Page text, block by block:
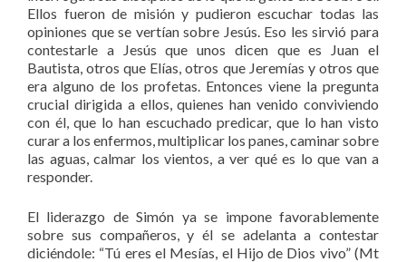
Ellos fueron de misión y pudieron escuchar todas las
opiniones que se vertían sobre Jesús. Eso les sirvió para
contestarle a Jesús que unos dicen que es Juan el
Bautista, otros que Elías, otros que Jeremías y otros que
era alguno de los profetas. Entonces viene la pregunta
crucial dirigida a ellos, quienes han venido conviviendo
con él, que lo han escuchado predicar, que lo han visto
curar a los enfermos, multiplicar los panes, caminar sobre
las aguas, calmar los vientos, a ver qué es lo que van a
responder.
El liderazgo de Simón ya se impone favorablemente
sobre sus compañeros, y él se adelanta a contestar
diciéndole: “Tú eres el Mesías, el Hijo de Dios vivo” (Mt